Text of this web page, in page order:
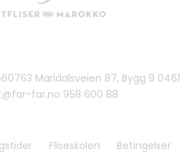
Maridalsveien 87, Bygg 9 0461
far.no 958 600 88
Fliseskolen
Betingelser